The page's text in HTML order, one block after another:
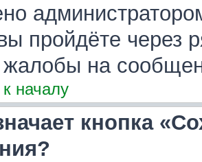
пройдёте через
жалобы на
началу
кнопка